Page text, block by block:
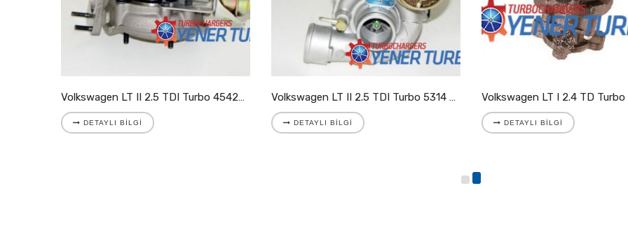
Volkswagen LT II 2.5 TDI Turbo 454205-9007S
DETAYLI BILGI
Volkswagen LT II 2.5 TDI Turbo 5314 988 7025
DETAYLI BILGI DETAYLI BILGI